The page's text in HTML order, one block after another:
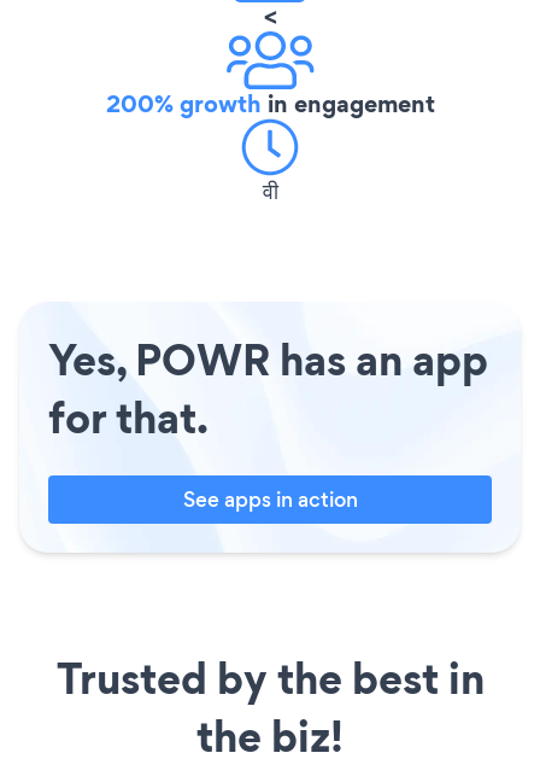
<
200% growth in engagement
वी
Yes, POWR has an app
for that.
See apps in action
Trusted by the best in
the biz!